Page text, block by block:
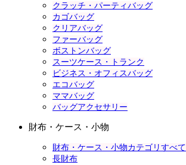
クラッチ・パーティバッグ
カゴバッグ
クリアバッグ
ファーバッグ
ボストンバッグ
スーツケース・トランク
ビジネス・オフィスバッグ
エコバッグ
ママバッグ
バッグアクセサリー
財布・ケース・小物
財布・ケース・小物カテゴリすべて
長財布